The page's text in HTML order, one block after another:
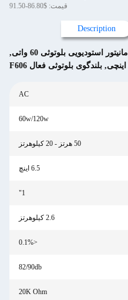
قیمت: $86.80-91.50
Description
مانیتور استودیویی بلوتوثی 60 واتی
,
, بلندگوی بلوتوثی فعال F606
AC
60w/120w
50 هرتز - 20 کیلوهرتز
6.5 اینچ
1"
2.6 کیلوهرتز
<0.1%
82/90db
20K Ohm